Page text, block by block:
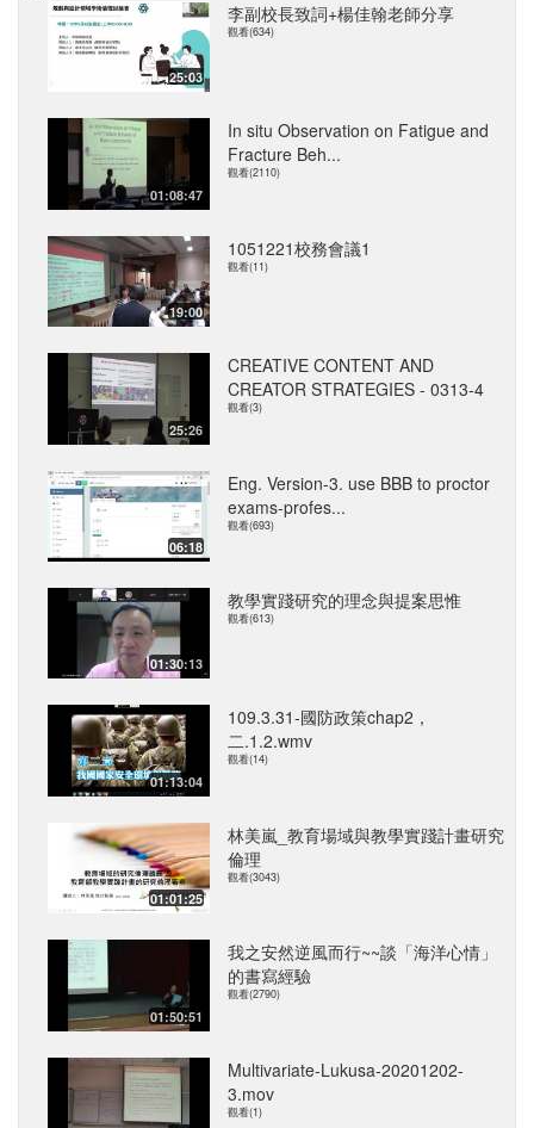
25:03
李副校長致詞+楊佳翰老師分享
觀看(634)
01:08:47
In situ Observation on Fatigue and
Fracture Beh...
觀看(2110)
19:00
1051221校務會議1
觀看(11)
25:26
CREATIVE CONTENT AND
CREATOR STRATEGIES - 0313-4
觀看(3)
06:18
Eng. Version-3. use BBB to proctor
exams-profes...
觀看(693)
01:30:13
教學實踐研究的理念與提案思惟
觀看(613)
01:13:04
109.3.31-國防政策chap2，
二.1.2.wmv
觀看(14)
01:01:25
林美嵐_教育場域與教學實踐計畫研究
倫理
觀看(3043)
01:50:51
我之安然逆風而行~~談「海洋心情」
的書寫經驗
觀看(2790)
Multivariate-Lukusa-20201202-
3.mov
觀看(1)